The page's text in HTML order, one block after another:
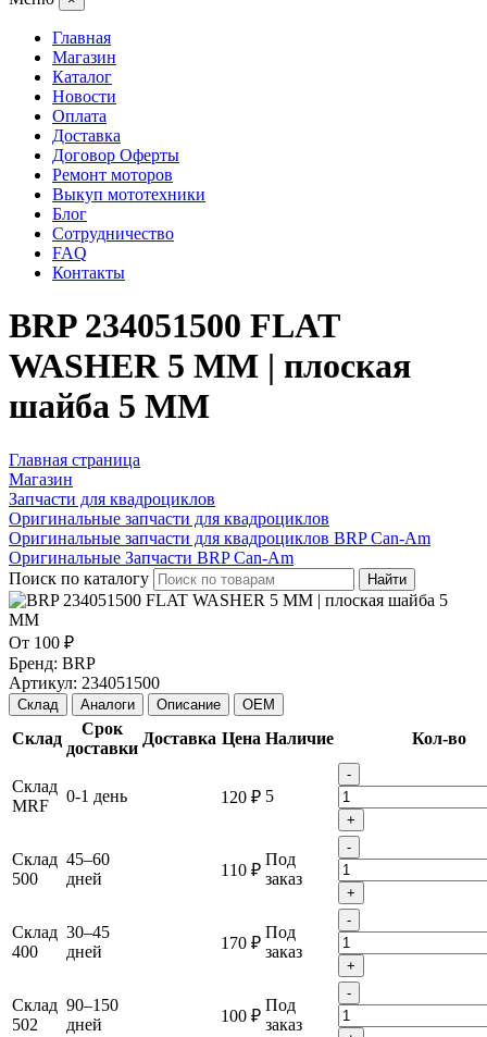
Главная
Магазин
Каталог
Новости
Оплата
Доставка
Договор Оферты
Ремонт моторов
Выкуп мототехники
Блог
Сотрудничество
FAQ
Контакты
BRP 234051500 FLAT
WASHER 5 MM | плоская
шайба 5 MM
Главная страница
Магазин
Запчасти для квадроциклов
Оригинальные запчасти для квадроциклов
Оригинальные запчасти для квадроциклов BRP Can-Am
Оригинальные Запчасти BRP Can-Am
Поиск по каталогу
Найти
От 100 ₽
Бренд: BRP
Артикул: 234051500
Склад Аналоги Описание OEM
Склад
Срок
доставки
Доставка Цена Наличие Кол-во
Склад
MRF
0-1 день 120 ₽ 5
-
+
Склад
500
45–60
дней
110 ₽
Под
заказ
-
+
Склад
400
30–45
дней
170 ₽
Под
заказ
-
+
Склад
502
90–150
дней
100 ₽
Под
заказ
-